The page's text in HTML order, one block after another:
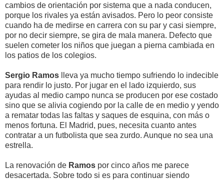
cambios de orientación por sistema que a nada conducen,
porque los rivales ya están avisados. Pero lo peor consiste
cuando ha de medirse en carrera con su par y casi siempre,
por no decir siempre, se gira de mala manera. Defecto que
suelen cometer los niños que juegan a pierna cambiada en
los patios de los colegios.
Sergio Ramos
lleva ya mucho tiempo sufriendo lo indecible
para rendir lo justo. Por jugar en el lado izquierdo, sus
ayudas al medio campo nunca se producen por ese costado
sino que se alivia cogiendo por la calle de en medio y yendo
a rematar todas las faltas y saques de esquina, con más o
menos fortuna. El Madrid, pues, necesita cuanto antes
contratar a un futbolista que sea zurdo. Aunque no sea una
estrella.
La renovación de Ramos por cinco años me parece
desacertada. Sobre todo si es para continuar siendo